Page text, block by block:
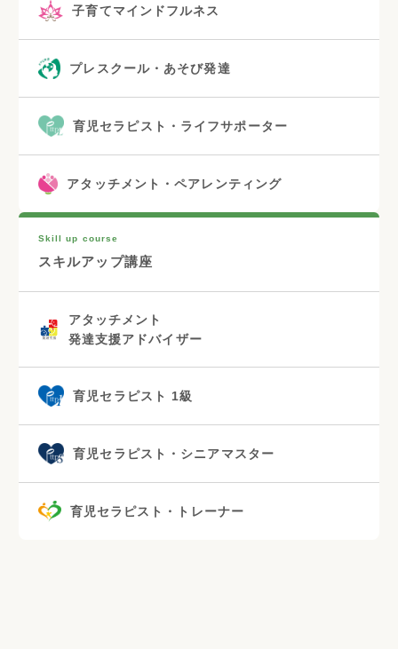
子育てマインドフルネス
プレスクール・あそび発達
育児セラピスト・ライフサポーター
アタッチメント・ペアレンティング
Skill up course
スキルアップ講座
アタッチメント
発達支援アドバイザー
育児セラピスト 1級
育児セラピスト・シニアマスター
育児セラピスト・トレーナー